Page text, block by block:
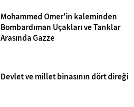
Mohammed Omer'in kaleminden
Bombardıman Uçakları ve Tanklar
Arasında Gazze
Devlet ve millet binasının dört direği